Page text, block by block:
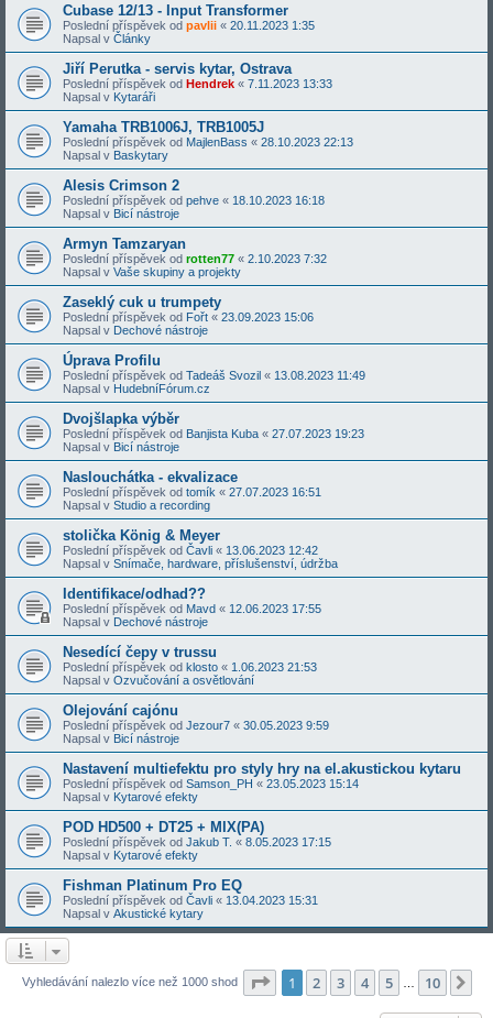
Cubase 12/13 - Input Transformer
Poslední příspěvek od pavlii « 20.11.2023 1:35
Napsal v Články
Jiří Perutka - servis kytar, Ostrava
Poslední příspěvek od Hendrek « 7.11.2023 13:33
Napsal v Kytaráři
Yamaha TRB1006J, TRB1005J
Poslední příspěvek od MajlenBass « 28.10.2023 22:13
Napsal v Baskytary
Alesis Crimson 2
Poslední příspěvek od pehve « 18.10.2023 16:18
Napsal v Bicí nástroje
Armyn Tamzaryan
Poslední příspěvek od rotten77 « 2.10.2023 7:32
Napsal v Vaše skupiny a projekty
Zaseklý cuk u trumpety
Poslední příspěvek od Fořt « 23.09.2023 15:06
Napsal v Dechové nástroje
Úprava Profilu
Poslední příspěvek od Tadeáš Svozil « 13.08.2023 11:49
Napsal v HudebníFórum.cz
Dvojšlapka výběr
Poslední příspěvek od Banjista Kuba « 27.07.2023 19:23
Napsal v Bicí nástroje
Naslouchátka - ekvalizace
Poslední příspěvek od tomík « 27.07.2023 16:51
Napsal v Studio a recording
stolička König & Meyer
Poslední příspěvek od Čavli « 13.06.2023 12:42
Napsal v Snímače, hardware, příslušenství, údržba
Identifikace/odhad??
Poslední příspěvek od Mavd « 12.06.2023 17:55
Napsal v Dechové nástroje
Nesedící čepy v trussu
Poslední příspěvek od klosto « 1.06.2023 21:53
Napsal v Ozvučování a osvětlování
Olejování cajónu
Poslední příspěvek od Jezour7 « 30.05.2023 9:59
Napsal v Bicí nástroje
Nastavení multiefektu pro styly hry na el.akustickou kytaru
Poslední příspěvek od Samson_PH « 23.05.2023 15:14
Napsal v Kytarové efekty
POD HD500 + DT25 + MIX(PA)
Poslední příspěvek od Jakub T. « 8.05.2023 17:15
Napsal v Kytarové efekty
Fishman Platinum Pro EQ
Poslední příspěvek od Čavli « 13.04.2023 15:31
Napsal v Akustické kytary
Vyhledávání nalezlo více než 1000 shod Stránka z 10
1 2 3 4 5 10